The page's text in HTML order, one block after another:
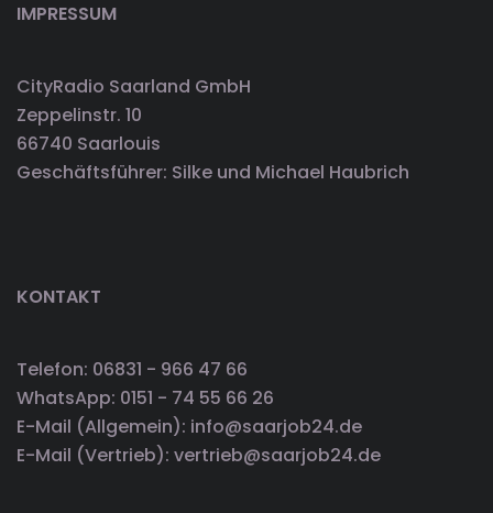
IMPRESSUM
CityRadio Saarland GmbH
Zeppelinstr. 10
66740 Saarlouis
Geschäftsführer: Silke und Michael Haubrich
KONTAKT
Telefon: 06831 - 966 47 66
WhatsApp: 0151 - 74 55 66 26
E-Mail (Allgemein): info@saarjob24.de
E-Mail (Vertrieb): vertrieb@saarjob24.de